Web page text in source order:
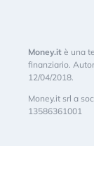
Money.it è una
finanziario.
12/04/2018.
Money.it srl a
13586361001